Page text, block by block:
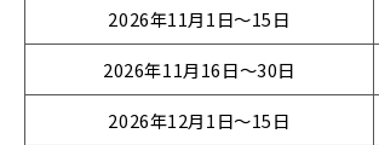
2026年11月1日～15日
2026年11月16日～30日
2026年12月1日～15日